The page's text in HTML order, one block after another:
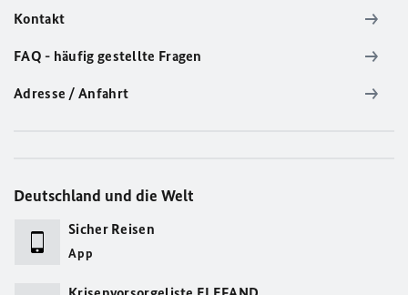
Kontakt
FAQ - häufig gestellte Fragen
Adresse / Anfahrt
Deutschland und die Welt
Sicher Reisen
App